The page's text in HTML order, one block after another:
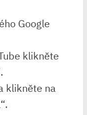
Google
klikněte
klikněte na